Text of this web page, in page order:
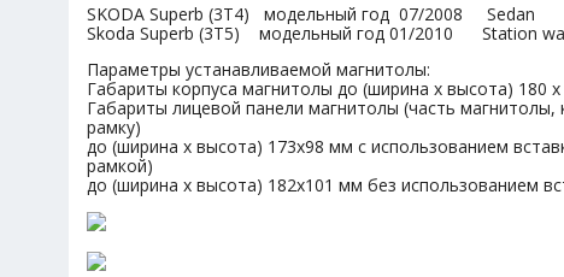
SKODA Superb (3T4) модельный год 07/2008 Sedan
Skoda Superb (3T5) модельный год 01/2010 Station
Параметры устанавливаемой магнитолы:
Габариты корпуса магнитолы до (ширина х высота) 180
Габариты лицевой панели магнитолы (часть магнитолы,
рамку)
до (ширина х высота) 173х98 мм с использованием
рамкой)
до (ширина х высота) 182х101 мм без использованием